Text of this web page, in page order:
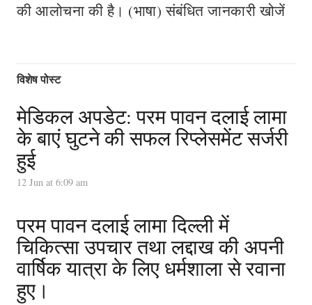
की आलोचना की है। (भाषा) संबंधित जानकारी खोजें
विशेष पोस्ट
मेडिकल अपडेट: परम पावन दलाई लामा
के बाएं घुटने की सफल रिप्लेसमेंट सर्जरी
हुई
12 Jun at 6:09 am
परम पावन दलाई लामा दिल्ली में
चिकित्सा उपचार तथा लद्दाख की अपनी
वार्षिक यात्रा के लिए धर्मशाला से रवाना
हुए।